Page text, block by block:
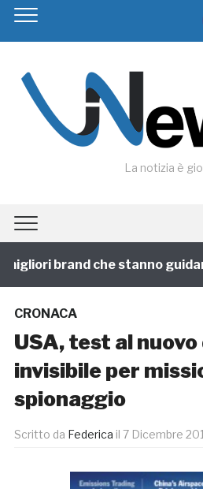
La notizia è
brand che stanno
CRONACA
USA, test al
invisibile per
spionaggio
Scritto da Federica il 7 Dicembre